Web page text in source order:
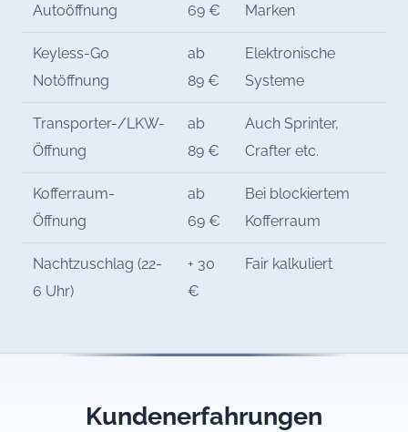
Autoöffnung
69 €
Marken
Keyless-Go
Notöffnung
ab
89 €
Elektronische
Systeme
Transporter-/LKW-
Öffnung
ab
89 €
Auch Sprinter,
Crafter etc.
Kofferraum-
Öffnung
ab
69 €
Bei blockiertem
Kofferraum
Nachtzuschlag (22-
6 Uhr)
+ 30
€
Fair kalkuliert
Kundenerfahrungen